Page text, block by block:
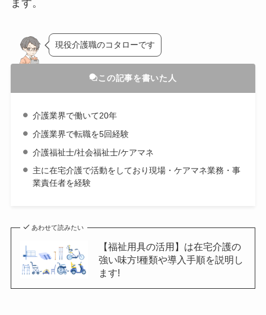
ます。
現役介護職のコタローです
この記事を書いた人
介護業界で働いて20年
介護業界で転職を5回経験
介護福祉士/社会福祉士/ケアマネ
主に在宅介護で活動をしており現場・ケアマネ業務・事
業責任者を経験
あわせて読みたい
【福祉用具の活用】は在宅介護の
強い味方!種類や導入手順を説明し
ます!